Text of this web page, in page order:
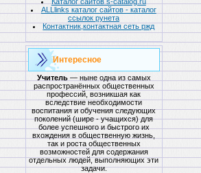
ALLlinks каталог сайтов - каталог
ссылок рунета
Контактник,контактная сеть ржд
Интересное
Учитель— ныне одна из самых
распространённых общественных
профессий, возникшая как
вследствие необходимости
воспитания и обучения следующих
поколений (шире - учащихся) для
более успешного и быстрого их
вхождения в общественную жизнь,
так и роста общественных
возможностей для содержания
отдельных людей, выполняющих эти
задачи.